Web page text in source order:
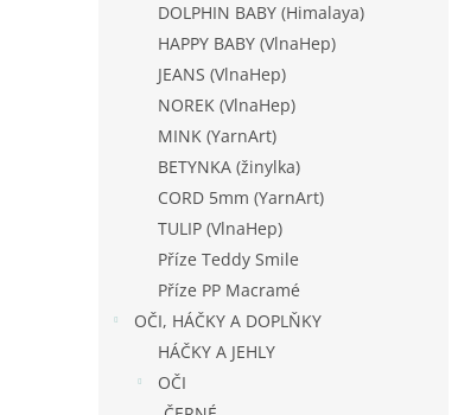
DOLPHIN BABY (Himalaya)
HAPPY BABY (VlnaHep)
JEANS (VlnaHep)
NOREK (VlnaHep)
MINK (YarnArt)
BETYNKA (žinylka)
CORD 5mm (YarnArt)
TULIP (VlnaHep)
Příze Teddy Smile
Příze PP Macramé
OČI, HÁČKY A DOPLŇKY
HÁČKY A JEHLY
OČI